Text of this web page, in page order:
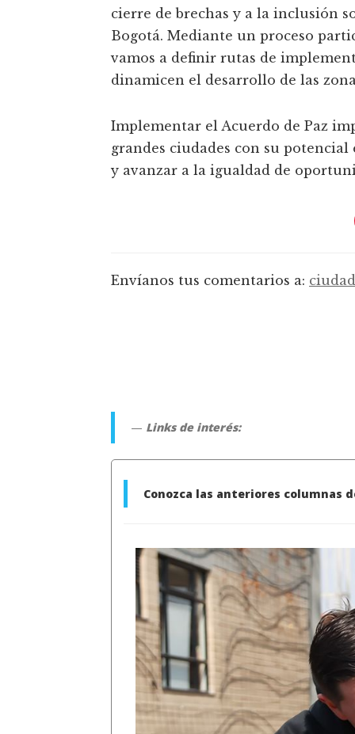
cierre de brechas y a la inclusión
Bogotá. Mediante un proceso
vamos a definir rutas de
dinamicen el desarrollo de las
Implementar el Acuerdo de Paz
grandes ciudades con su
y avanzar a la igualdad de
Envíanos tus comentarios a:
Links de interés:
Conozca las anteriores columnas